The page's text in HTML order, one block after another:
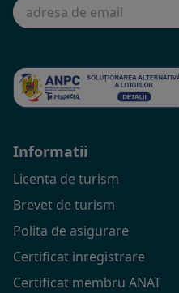
Informatii
Licenta de turism
Brevet de turism
Polita de asigurare
Certificat inregistrare
Certificat membru ANAT